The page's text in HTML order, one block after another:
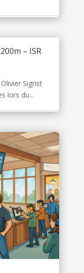
– ISR
Sigrist
lors du...